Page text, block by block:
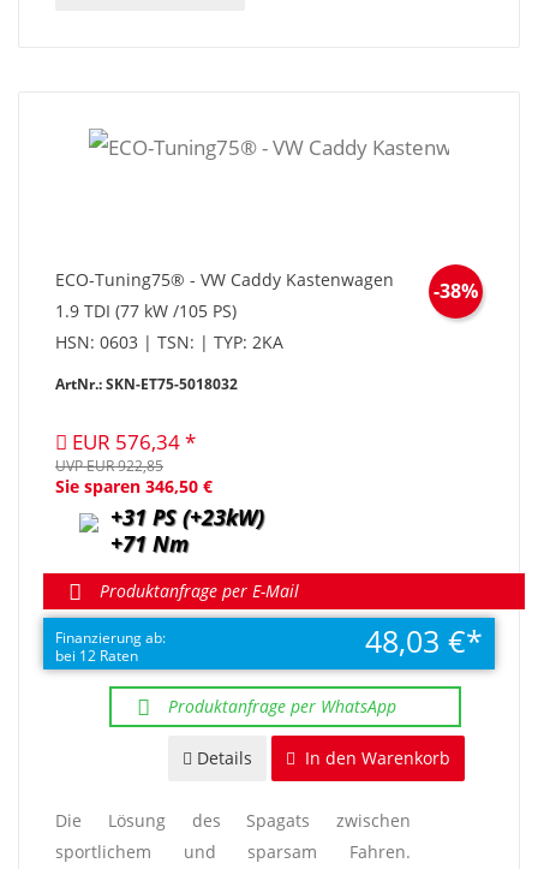
ECO-Tuning75® - VW Caddy Kastenwagen
1.9 TDI (77 kW /105 PS)
HSN: 0603 | TSN: | TYP: 2KA
ArtNr.: SKN-ET75-5018032
EUR 576,34
-38%
UVP EUR 922,85
Sie sparen 346,50 €
+31 PS (+23kW)
+71 Nm
Produktanfrage per E-Mail
Finanzierung ab:
bei 12 Raten
48,03 €
Produktanfrage per WhatsApp
In den Warenkorb
Details
Die Lösung des Spagats zwischen
sportlichem und sparsam Fahren.